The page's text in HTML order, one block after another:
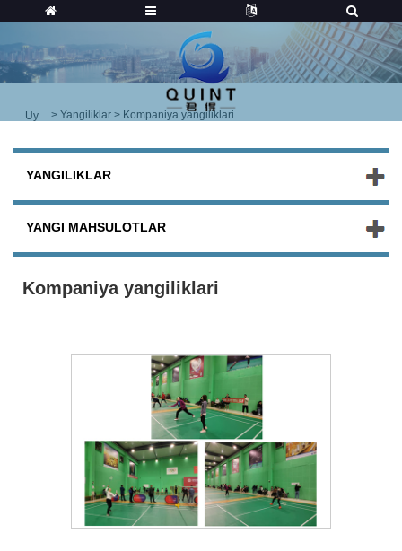
Uy > Yangiliklar > Kompaniya yangiliklari
YANGILIKLAR
YANGI MAHSULOTLAR
Kompaniya yangiliklari